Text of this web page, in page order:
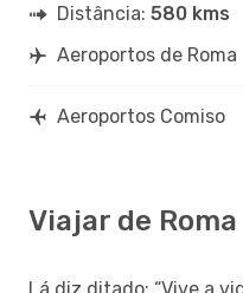
Distância: 580 kms
Aeroportos de Roma
Aeroportos Comiso
Viajar de